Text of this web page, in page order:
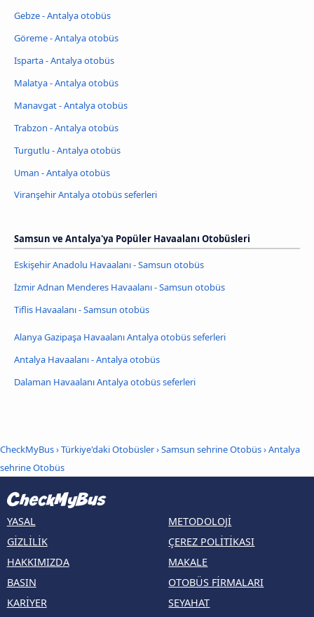
Gebze - Antalya otobüs
Göreme - Antalya otobüs
Isparta - Antalya otobüs
Malatya - Antalya otobüs
Manavgat - Antalya otobüs
Trabzon - Antalya otobüs
Turgutlu - Antalya otobüs
Uman - Antalya otobüs
Viranşehir Antalya otobüs seferleri
Samsun ve Antalya'ya Popüler Havaalanı Otobüsleri
Eskişehir Anadolu Havaalanı - Samsun otobüs
İzmir Adnan Menderes Havaalanı - Samsun otobüs
Tiflis Havaalanı - Samsun otobüs
Alanya Gazipaşa Havaalanı Antalya otobüs seferleri
Antalya Havaalanı - Antalya otobüs
Dalaman Havaalanı Antalya otobüs seferleri
CheckMyBus›Türkiye'daki Otobüsler›Samsun sehrine Otobüs›Antalya
sehrine Otobüs
YASAL
GIZLILIK
HAKKIMIZDA
BASIN
KARIYER
METODOLOJI
ÇEREZ POLITIKASI
MAKALE
OTOBÜS FIRMALARI
SEYAHAT